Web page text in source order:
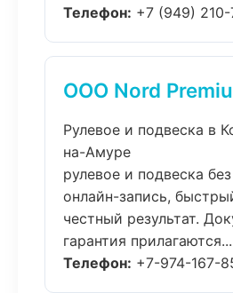
Телефон: +7 (949)
ООО Nord
Рулевое и подвеска в
на-Амуре
рулевое и подвеска
онлайн-запись,
честный результат.
гарантия
Телефон: +7-974-167-